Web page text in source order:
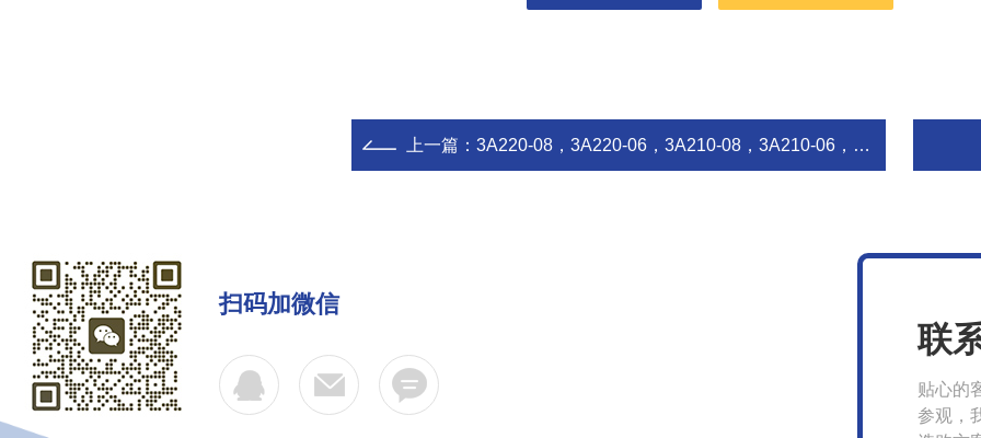
上一篇： 3A220-08，3A220-06，3A210-08，3A210-06，100.200系列电磁阀,气控阀 无锡市气动元件总厂
扫码加微信
联
贴心的
参观，